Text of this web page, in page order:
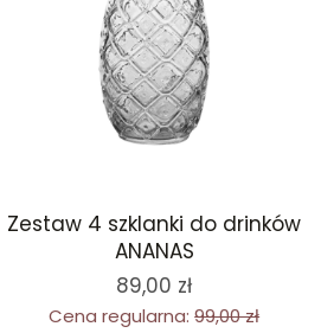
Zestaw 4 szklanki do drinków
ANANAS
89,00 zł
Cena regularna: 99,00 zł